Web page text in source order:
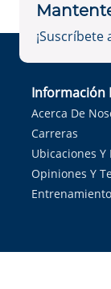
Información
Acerca De
Carreras
Ubicaciones Y
Opiniones Y